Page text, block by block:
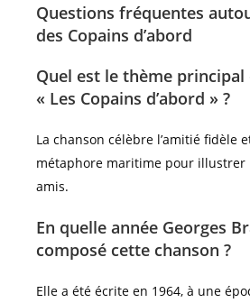
Questions fréquentes
des Copains d’abord
Quel est le thème principal
« Les Copains d’abord » ?
La chanson célèbre l’amitié fidèle
métaphore maritime pour
amis.
En quelle année Georges
composé cette chanson ?
Elle a été écrite en 1964, à une